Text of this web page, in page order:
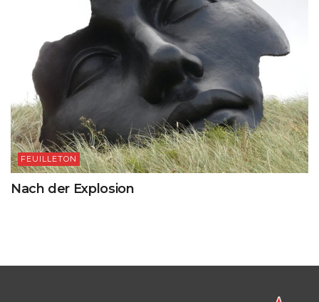
FEUILLETON
Nach der Explosion